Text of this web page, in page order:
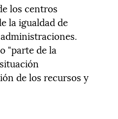
los centros
la igualdad de
"parte de la
de los recursos y